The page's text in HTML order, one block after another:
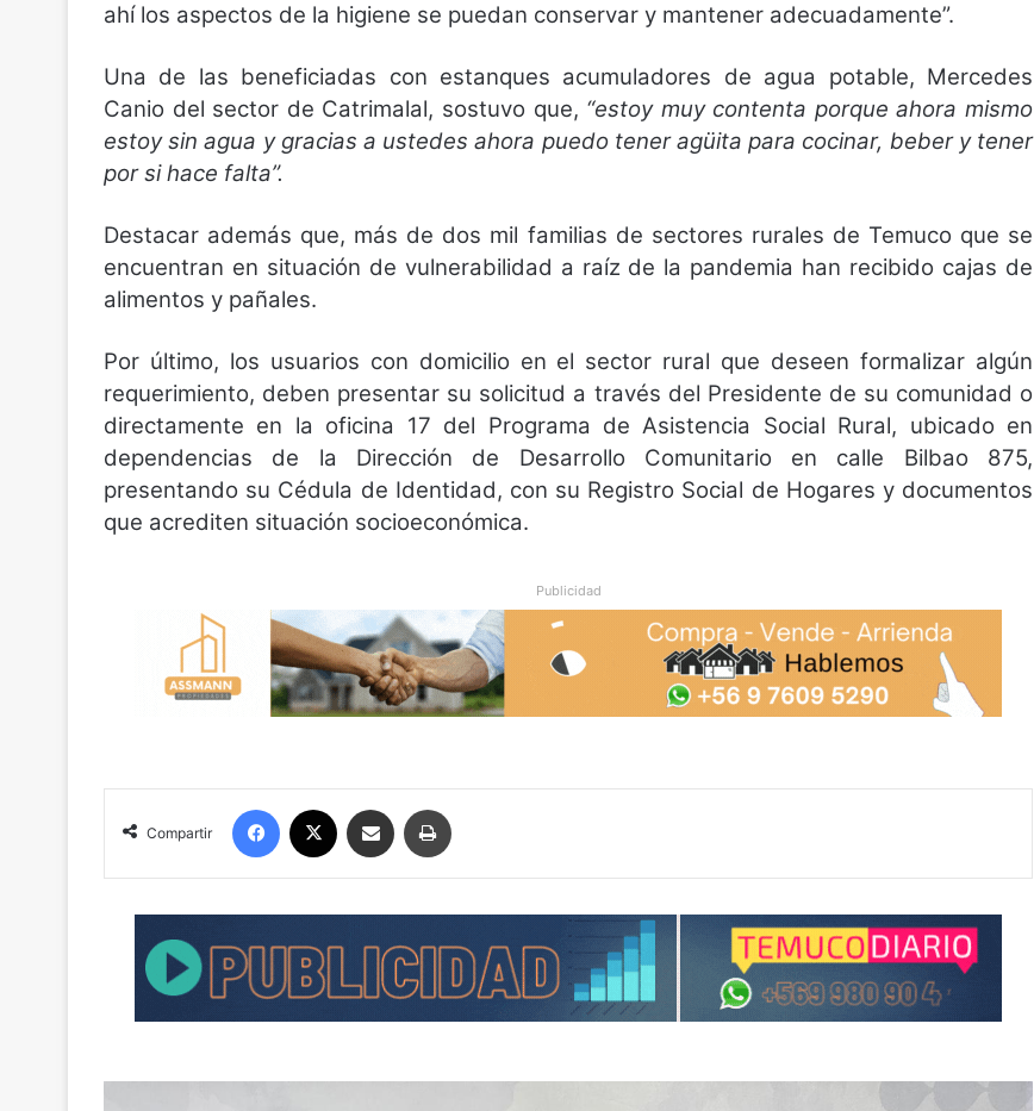
ahí los aspectos de la higiene se puedan conservar y mantener adecuadamente”.
Una de las beneficiadas con estanques acumuladores de agua potable, Mercedes
Canio del sector de Catrimalal, sostuvo que, “estoy muy contenta porque ahora mismo
estoy sin agua y gracias a ustedes ahora puedo tener agüita para cocinar, beber y tener
por si hace falta”.
Destacar además que, más de dos mil familias de sectores rurales de Temuco que se
encuentran en situación de vulnerabilidad a raíz de la pandemia han recibido cajas de
alimentos y pañales.
Por último, los usuarios con domicilio en el sector rural que deseen formalizar algún
requerimiento, deben presentar su solicitud a través del Presidente de su comunidad o
directamente en la oficina 17 del Programa de Asistencia Social Rural, ubicado en
dependencias de la Dirección de Desarrollo Comunitario en calle Bilbao 875,
presentando su Cédula de Identidad, con su Registro Social de Hogares y documentos
que acrediten situación socioeconómica.
Publicidad
Compartir